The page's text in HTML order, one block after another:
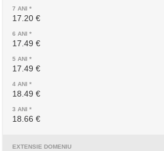
17.20 €
17.49 €
17.49 €
18.49 €
18.66 €